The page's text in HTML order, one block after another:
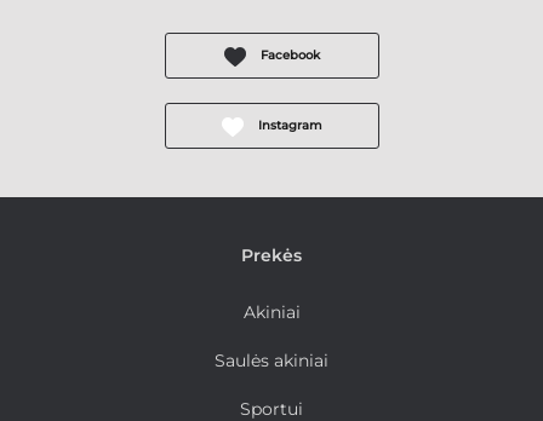
Facebook
Instagram
Prekės
Akiniai
Saulės akiniai
Sportui